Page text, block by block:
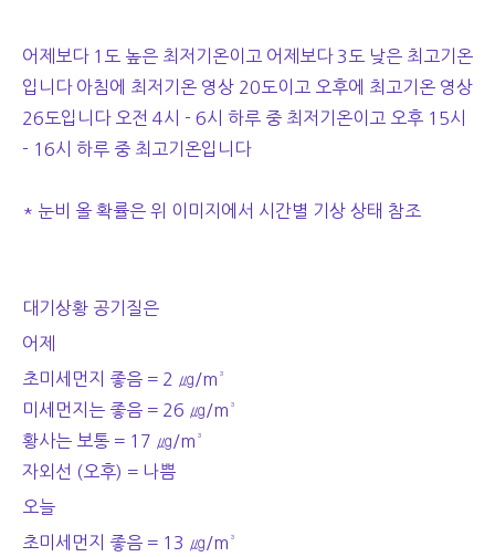
어제보다 1도 높은 최저기온이고 어제보다 3도 낮은 최고기온
입니다 아침에 최저기온 영상 20도이고 오후에 최고기온 영상
26도입니다 오전 4시 - 6시 하루 중 최저기온이고 오후 15시
- 16시 하루 중 최고기온입니다
* 눈비 올 확률은 위 이미지에서 시간별 기상 상태 참조
대기상황 공기질은
어제
초미세먼지 좋음 = 2 ㎍/m³
미세먼지는 좋음 = 26 ㎍/m³
황사는 보통 = 17 ㎍/m³
자외선 (오후) = 나쁨
오늘
초미세먼지 좋음 = 13 ㎍/m³